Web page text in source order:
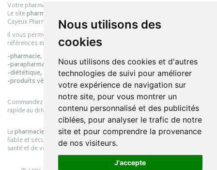
Nous utilisons des
cookies
Nous utilisons des cookies et d'autres
technologies de suivi pour améliorer
votre expérience de navigation sur
notre site, pour vous montrer un
contenu personnalisé et des publicités
ciblées, pour analyser le trafic de notre
site et pour comprendre la provenance
de nos visiteurs.
J'accepte
Votre pharmacie en ligne :
Le sitepharmacie-cayeux.fr
Cayeux Pharmabest Berck-sur-Mer – Rang-du-Fliers.
Il vous permet de réaliser vos achats en ligne parmi des milliers de
références en :
-pharmacie,
-parapharmacie,
-diététique,
-produits vétérinaires.
Commandez simplement vos produits en ligne et choisissez le retrait
rapide au drive ou la livraison à domicile, en toute simplicité.
Lapharmacie Cayeuxs’engage à vous offrir une expérience pratique,
fiable et sécurisée, en officine comme en ligne, au service de votre
santé et de votre bien-être.